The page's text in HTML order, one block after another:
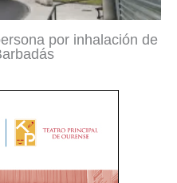
por inhalación de